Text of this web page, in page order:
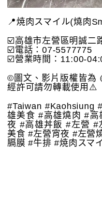
📍焼肉スマイル(燒肉
☑️高雄市左營區明誠二
☑️電話：07-5577775
☑️營業時間：11:00-
©️圖文、影片版權皆為
經許可請勿轉載使用⚠️
#Taiwan #Kaohsiung
雄美食 #高雄燒肉 #
夜 #高雄丼飯 #左營 #
美食 #左營宵夜 #左營
膈膜 #牛排 #焼肉スマ